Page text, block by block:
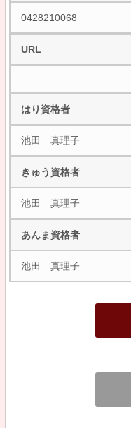
0428210068
URL
はり資格者
池田 真理子
きゅう資格者
池田 真理子
あんま資格者
池田 真理子